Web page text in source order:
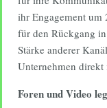
ihr Engagement
für den Rückgang
Stärke anderer
Unternehmen
Foren und Video